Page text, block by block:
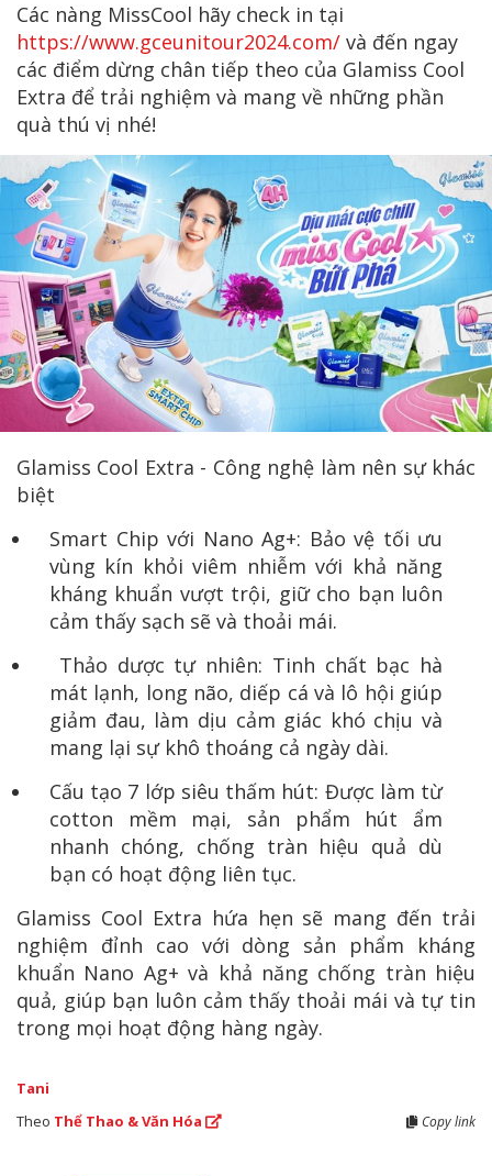
Các nàng MissCool hãy check in tại
https://www.gceunitour2024.com/ và đến ngay
các điểm dừng chân tiếp theo của Glamiss Cool
Extra để trải nghiệm và mang về những phần
quà thú vị nhé!
Glamiss Cool Extra - Công nghệ làm nên sự khác
biệt
Smart Chip với Nano Ag+: Bảo vệ tối ưu
vùng kín khỏi viêm nhiễm với khả năng
kháng khuẩn vượt trội, giữ cho bạn luôn
cảm thấy sạch sẽ và thoải mái.
Thảo dược tự nhiên: Tinh chất bạc hà
mát lạnh, long não, diếp cá và lô hội giúp
giảm đau, làm dịu cảm giác khó chịu và
mang lại sự khô thoáng cả ngày dài.
Cấu tạo 7 lớp siêu thấm hút: Được làm từ
cotton mềm mại, sản phẩm hút ẩm
nhanh chóng, chống tràn hiệu quả dù
bạn có hoạt động liên tục.
Glamiss Cool Extra hứa hẹn sẽ mang đến trải
nghiệm đỉnh cao với dòng sản phẩm kháng
khuẩn Nano Ag+ và khả năng chống tràn hiệu
quả, giúp bạn luôn cảm thấy thoải mái và tự tin
trong mọi hoạt động hàng ngày.
Tani
Theo Thể Thao & Văn Hóa Copy link